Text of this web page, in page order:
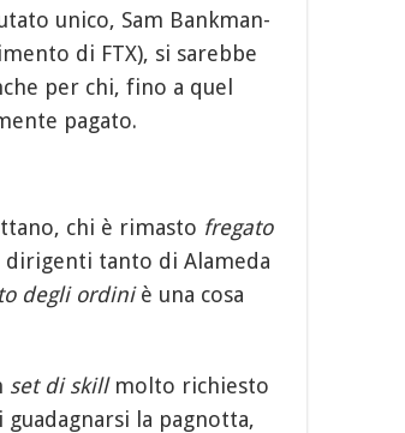
unico, Sam Bankman-
di FTX), si sarebbe
per chi, fino a quel
pagato.
chi è rimasto fregato
tanto di Alameda
degli ordiniè una cosa
set di skillmolto richiesto
la pagnotta,